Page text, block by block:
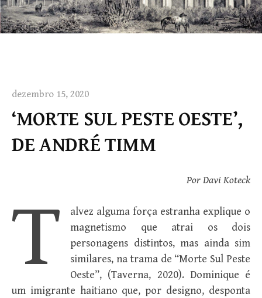
dezembro 15, 2020
‘MORTE SUL PESTE OESTE’,
DE ANDRÉ TIMM
Por Davi Koteck
T
alvez alguma força estranha explique o
magnetismo que atrai os dois
personagens distintos, mas ainda sim
similares, na trama de “Morte Sul Peste
Oeste”, (Taverna, 2020). Dominique é
um imigrante haitiano que, por designo, desponta